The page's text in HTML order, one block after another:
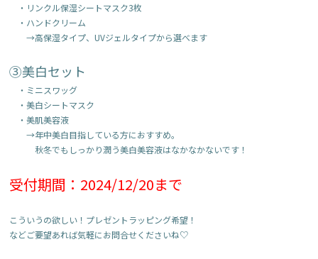
・リンクル保湿シートマスク3枚
・ハンドクリーム
→高保湿タイプ、UVジェルタイプから選べます
③美白セット
・ミニスワッグ
・美白シートマスク
・美肌美容液
→年中美白目指している方におすすめ。
秋冬でもしっかり潤う美白美容液はなかなかないです！
受付期間：2024/12/20まで
こういうの欲しい！プレゼントラッピング希望！
などご要望あれば気軽にお問合せくださいね♡